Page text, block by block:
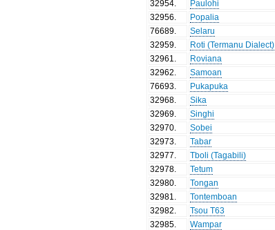
32954
Paulohi
32956
Popalia
76689
Selaru
32959
Roti (Termanu Dialect)
32961
Roviana
32962
Samoan
76693
Pukapuka
32968
Sika
32969
Singhi
32970
Sobei
32973
Tabar
32977
Tboli (Tagabili)
32978
Tetum
32980
Tongan
32981
Tontemboan
32982
Tsou T63
32985
Wampar